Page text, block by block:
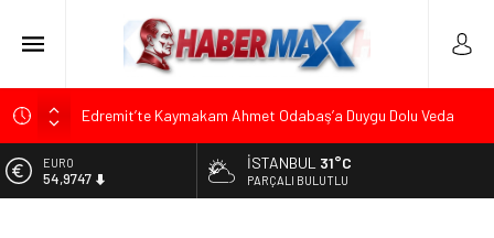
Edremit’te Kaymakam Ahmet Odabaş’a Duygu Dolu Veda
Tarihçi Yusuf Halaçoğlu’ndan TBMM’ye Sunulan Yasa Teklifine
Sert Eleştiri: “Osmanlı’nın Hukuk Anlayışının Gerisine
ALTIN
6.499,25
İSTANBUL 31°C
PARÇALI BULUTLU